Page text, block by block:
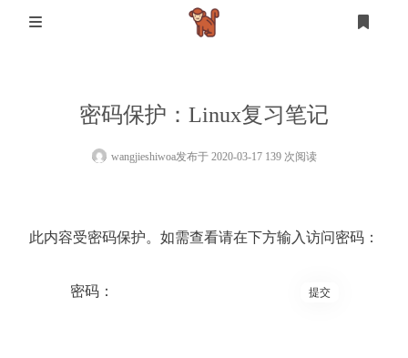
mysql
登录 注册
密码保护：Linux复习笔记
wangjieshiwoa发布于 2020-03-17 139 次阅读
此内容受密码保护。如需查看请在下方输入访问密码：
密码：